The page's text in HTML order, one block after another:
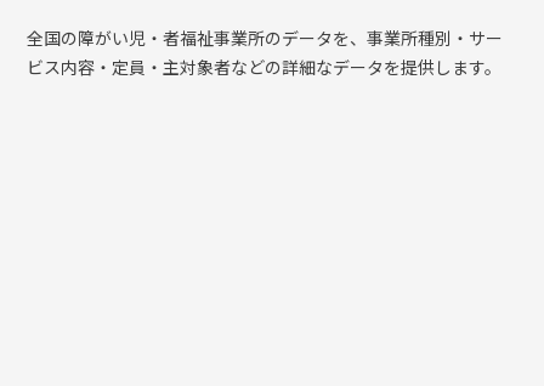
全国の障がい児・者福祉事業所のデータを、事業所種別・サー
ビス内容・定員・主対象者などの詳細なデータを提供します。